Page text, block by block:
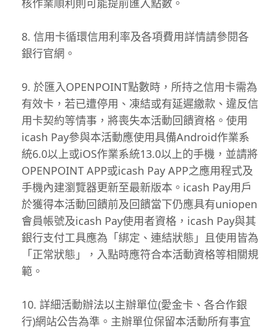
核作業順利則可能提前匯入點數。
信用卡循環信用利率及各項費用詳情請參閱各
銀行官網。
於匯入OPENPOINT點數時，所持之信用卡需為
有效卡，若已遭停用、凍結或有延遲繳款、違反信
用卡契約等情事，將喪失本活動回饋資格。使用
icash Pay參與本活動應使用具備Android作業系
統6.0以上或iOS作業系統13.0以上的手機，並請將
OPENPOINT APP或icash Pay APP之應用程式及
手機內建瀏覽器更新至最新版本。icash Pay用戶
於獲得本活動回饋前及回饋當下仍應具有uniopen
會員帳號及icash Pay使用者資格，icash Pay與其
銀行支付工具應為「綁定、連結狀態」且使用皆為
「正常狀態」，入點時應符合本活動資格等相關規
範。
詳細活動辦法以主辦單位(愛金卡、各合作銀
行)網站公告為準。主辦單位保留本活動所有事宜